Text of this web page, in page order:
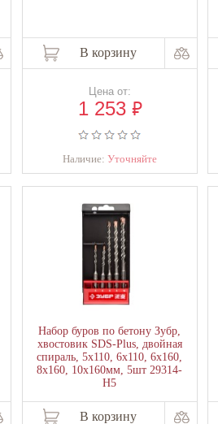
В корзину
Цена от:
1 253 ₽
Наличие:Уточняйте
Набор буров по бетону Зубр,
хвостовик SDS-Plus, двойная
спираль, 5х110, 6х110, 6х160,
8х160, 10х160мм, 5шт 29314-
H5
В корзину